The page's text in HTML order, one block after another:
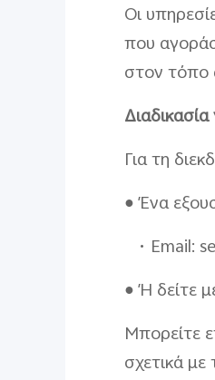
Οι
που
στον τόπο
Για τη
● Ένα
• Email:
● Ή δείτε
Μπορείτε
σχετικά